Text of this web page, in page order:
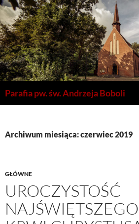
Parafia pw. św. Andrzeja Boboli
Archiwum miesiąca: czerwiec 2019
GŁÓWNE
UROCZYSTOŚĆ